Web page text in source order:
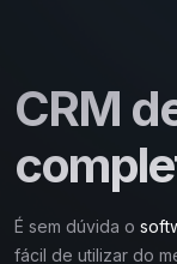
CRM
É sem dúvida o
fácil de utilizar do